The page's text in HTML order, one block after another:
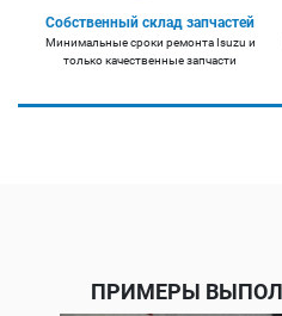
Собственный склад запчастей
Минимальные сроки ремонта Isuzu и
только качественные запчасти
ПРИМЕРЫ